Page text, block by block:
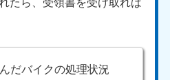
だバイクの処理状況